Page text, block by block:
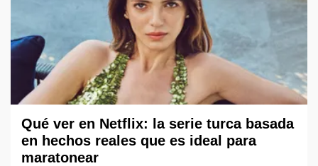
Qué ver en Netflix: la serie turca basada
en hechos reales que es ideal para
maratonear